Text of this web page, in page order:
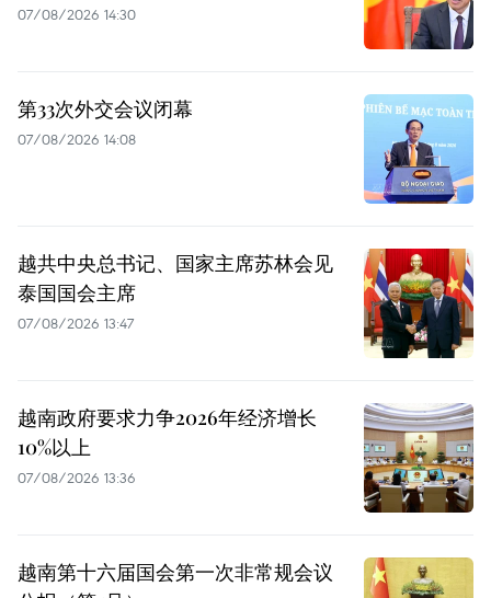
07/08/2026 14:30
第33次外交会议闭幕
07/08/2026 14:08
越共中央总书记、国家主席苏林会见
泰国国会主席
07/08/2026 13:47
越南政府要求力争2026年经济增长
10%以上
07/08/2026 13:36
越南第十六届国会第一次非常规会议